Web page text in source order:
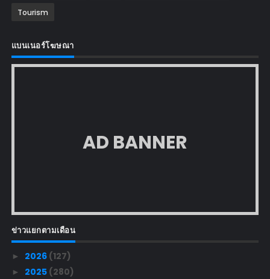
Tourism
แบนเนอร์โฆษณา
AD BANNER
ข่าวแยกตามเดือน
► 2026 (127)
► 2025 (280)